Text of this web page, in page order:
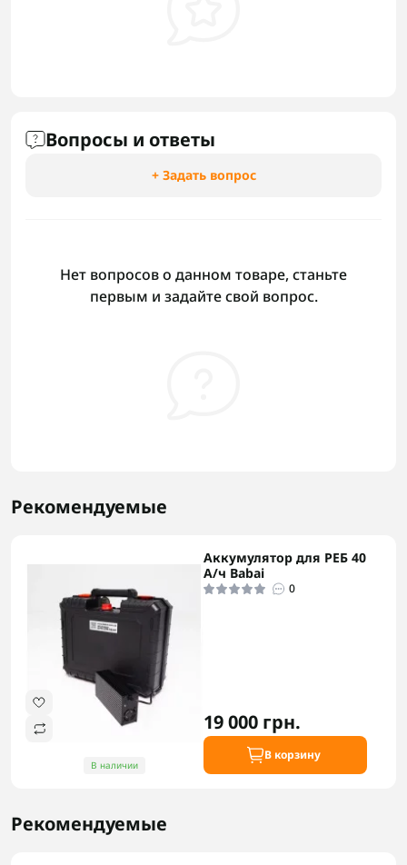
Вопросы и ответы
+ Задать вопрос
Нет вопросов о данном товаре, станьте
первым и задайте свой вопрос.
Рекомендуемые
В наличии
Аккумулятор для РЕБ 40
А/ч Babai
0
19 000 грн.
В корзину
Рекомендуемые